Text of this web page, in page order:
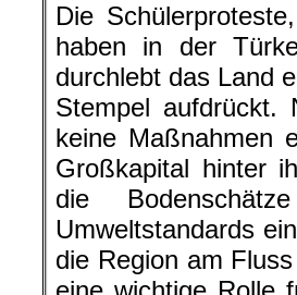
Die
haben in der
durchlebt das Land
Stempel aufdrückt.
keine Maßnahmen
Großkapital hinter
die
Umweltstandards
die Region am